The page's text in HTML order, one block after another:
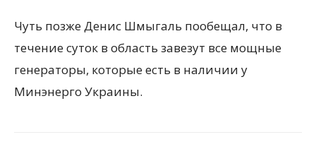
Чуть позже Денис Шмыгаль пообещал, что в
течение суток в область завезут все мощные
генераторы, которые есть в наличии у
Минэнерго Украины.